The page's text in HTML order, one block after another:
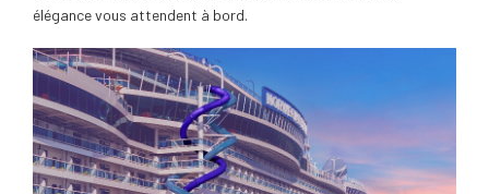
élégance vous attendent à bord.